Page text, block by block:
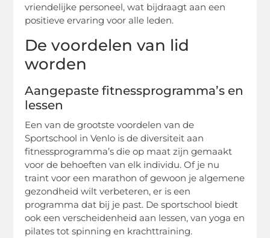
vriendelijke personeel, wat bijdraagt aan een
positieve ervaring voor alle leden.
De voordelen van lid
worden
Aangepaste fitnessprogramma’s en
lessen
Een van de grootste voordelen van de
Sportschool in Venlo is de diversiteit aan
fitnessprogramma’s die op maat zijn gemaakt
voor de behoeften van elk individu. Of je nu
traint voor een marathon of gewoon je algemene
gezondheid wilt verbeteren, er is een
programma dat bij je past. De sportschool biedt
ook een verscheidenheid aan lessen, van yoga en
pilates tot spinning en krachttraining.